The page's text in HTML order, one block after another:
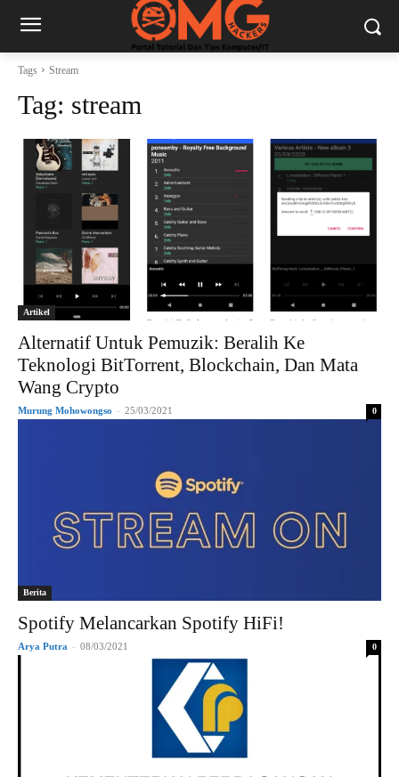
Tags Stream
Tag: stream
Artikel
Alternatif Untuk Pemuzik: Beralih Ke
Teknologi BitTorrent, Blockchain, Dan Mata
Wang Crypto
Murung Mohowongso - 25/03/2021 0
Berita
Spotify Melancarkan Spotify HiFi!
Arya Putra - 08/03/2021 0